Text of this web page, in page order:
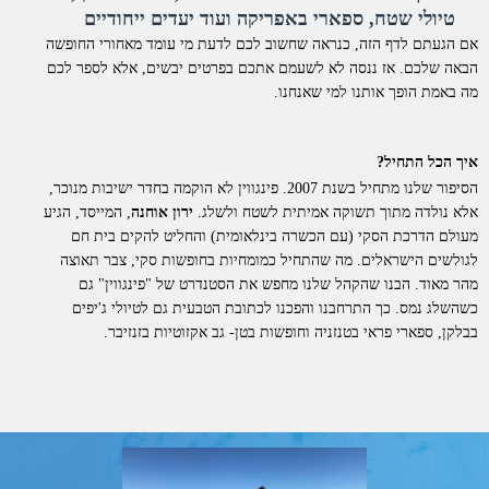
טיולי שטח, ספארי באפריקה ועוד יעדים ייחודיים
אם הגעתם לדף הזה, כנראה שחשוב לכם לדעת מי עומד מאחורי החופשה
הבאה שלכם. אז ננסה לא לשעמם אתכם בפרטים יבשים, אלא לספר לכם
מה באמת הופך אותנו למי שאנחנו.
איך הכל התחיל?
הסיפור שלנו מתחיל בשנת 2007. פינגווין לא הוקמה בחדר ישיבות מנוכר,
אלא נולדה מתוך תשוקה אמיתית לשטח ולשלג. ירון אוחנה , המייסד, הגיע
מעולם הדרכת הסקי (עם הכשרה בינלאומית) והחליט להקים בית חם
לגולשים הישראלים. מה שהתחיל כמומחיות בחופשות סקי, צבר תאוצה
מהר מאוד. הבנו שהקהל שלנו מחפש את הסטנדרט של "פינגווין" גם
כשהשלג נמס. כך התרחבנו והפכנו לכתובת הטבעית גם לטיולי ג'יפים
בבלקן, ספארי פראי בטנזניה וחופשות בטן- גב אקזוטיות בזנזיבר.
רשמית בארגון התעופה הבינלאומיIATA. כל החופשות שאנו מציעים
מוצעות ללקוחות בשיווק ישיר.
מה זה אומר מבחינתכם?